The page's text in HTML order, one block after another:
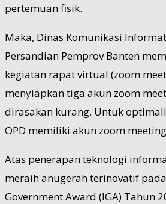
pertemuan fisik.
Maka, Dinas Komunikasi
Persandian Pemprov Banten
kegiatan rapat virtual (zoom
menyiapkan tiga akun zoom
dirasakan kurang. Untuk
OPD memiliki akun zoom
Atas penerapan teknologi
meraih anugerah terinovatif
Government Award (IGA) Tahun